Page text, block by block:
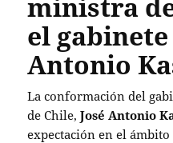
el gabinete
Antonio
La conformación del
de Chile,José Antonio
expectación en el